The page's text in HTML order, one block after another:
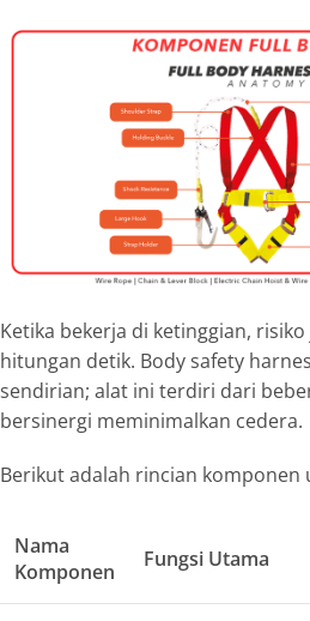
Ketika bekerja di ketinggian,
hitungan detik. Body safety
sendirian; alat ini terdiri dari
bersinergi meminimalkan cedera.
Berikut adalah rincian komponen
Nama
Komponen
Fungsi Utama